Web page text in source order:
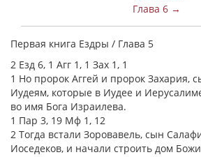
Глава 6 →
Первая книга Ездры / Глава 5
2 Езд 6, 1 Агг 1, 1 Зах 1, 1
1 Но пророк Аггей и пророк Захария,
Иудеям, которые в Иудее и
во имя Бога Израилева.
1 Пар 3, 19 Мф 1, 12
2 Тогда встали Зоровавель, сын
Иоседеков, и начали строить дом